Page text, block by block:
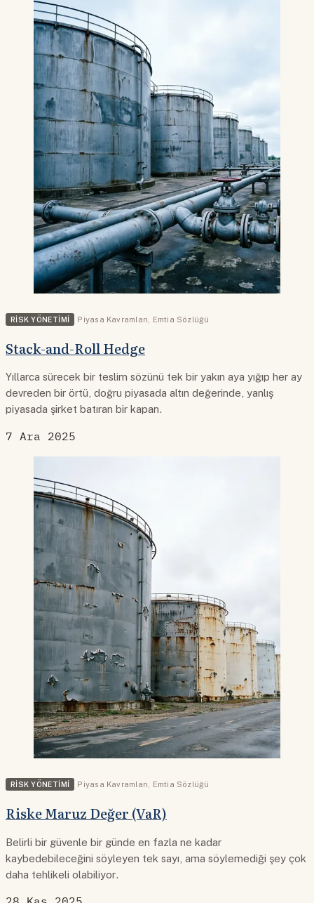
RISK YÖNETIMI Piyasa Kavramları Emtia Sözlüğü
Stack-and-Roll Hedge
Yıllarca sürecek bir teslim sözünü tek bir yakın aya yığıp her ay
devreden bir örtü, doğru piyasada altın değerinde, yanlış
piyasada şirket batıran bir kapan.
7 Ara 2025
RISK YÖNETIMI Piyasa Kavramları Emtia Sözlüğü
Riske Maruz Değer (VaR)
Belirli bir güvenle bir günde en fazla ne kadar
kaybedebileceğini söyleyen tek sayı, ama söylemediği şey çok
daha tehlikeli olabiliyor.